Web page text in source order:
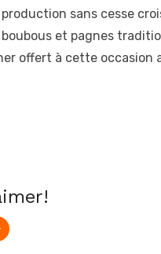
sans cesse
boubous et pagnes
offert à cette occasion